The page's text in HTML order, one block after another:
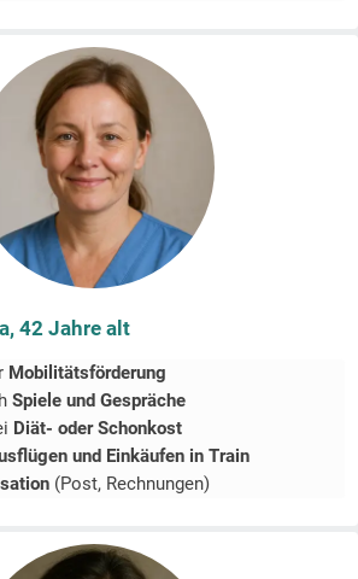
42 Jahre alt
Mobilitätsförderung
Spiele und Gespräche
Diät- oder Schonkost
und Einkäufen in Train
(Post, Rechnungen)